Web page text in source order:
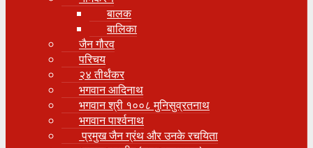
बालक
बालिका
जैन गौरव
परिचय
२४ तीर्थंकर
भगवान आदिनाथ
भगवान श्री १००८ मुनिसुव्रतनाथ
भगवान पार्श्वनाथ
प्रमुख जैन ग्रंथ और उनके रचयिता